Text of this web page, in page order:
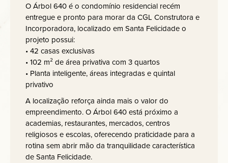
O Árbol 640 é o condomínio residencial recém
entregue e pronto para morar da CGL Construtora e
Incorporadora, localizado em Santa Felicidade o
projeto possui:
• 42 casas exclusivas
• 102 m² de área privativa com 3 quartos
• Planta inteligente, áreas integradas e quintal
privativo
A localização reforça ainda mais o valor do
empreendimento. O Árbol 640 está próximo a
academias, restaurantes, mercados, centros
religiosos e escolas, oferecendo praticidade para a
rotina sem abrir mão da tranquilidade característica
de Santa Felicidade.